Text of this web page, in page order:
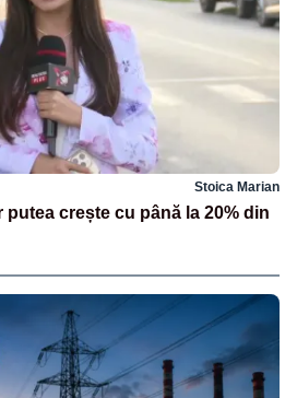
Stoica Marian
putea crește cu până la 20% din